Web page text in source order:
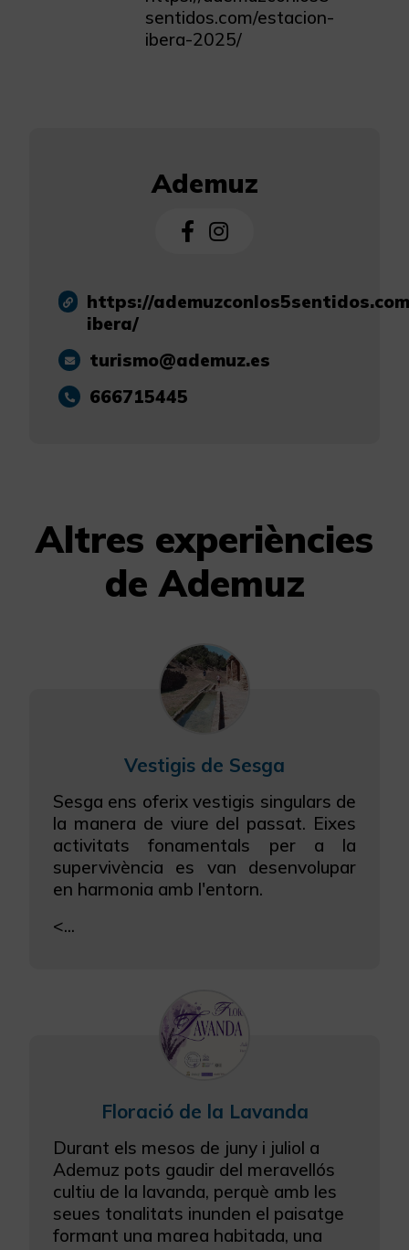
sentidos.com/estacion-
ibera-2025/
Ademuz
https://
ibera/
turismo@ademuz.es
666715445
Altres experiències
de Ademuz
Vestigis de Sesga
Sesga ens oferix vestigis singulars de
la manera de viure del passat. Eixes
activitats fonamentals per a la
supervivència es van desenvolupar
en harmonia amb l'entorn.
<...
Floració de la Lavanda
Durant els mesos de juny i juliol a
Ademuz pots gaudir del meravellós
cultiu de la lavanda, perquè amb les
seues tonalitats inunden el paisatge
formant una marea habitada, una